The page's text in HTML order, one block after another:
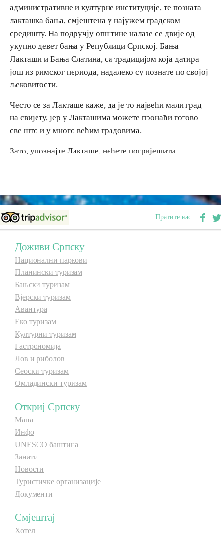
административне и културне институције, те позната
лакташка бања, смјештена у најужем градском
средишту. На подручју општине налазе се двије од
укупно девет бања у Републици Српској. Бања
Лакташи и Бања Слатина, са традицијом која датира
још из римског периода, надалеко су познате по својој
љековитости.
Често се за Лакташе каже, да је то највећи мали град
на свијету, јер у Лакташима можете пронаћи готово
све што и у много већим градовима.
Зато, упознајте Лакташе, нећете погријешити…
Пратите нас:
Доживи Српску
Национални паркови
Планински туризам
Бањски туризам
Вјерски туризам
Авантура
Еко туризам
Културни туризам
Гастрономија
Лов и риболов
Сеоски туризам
Омладински туризам
Откриј Српску
Мапа
Инфо
UNESCO баштина
Занати
Новости
Туристичке организације
Документи
Смјештај
Хотел